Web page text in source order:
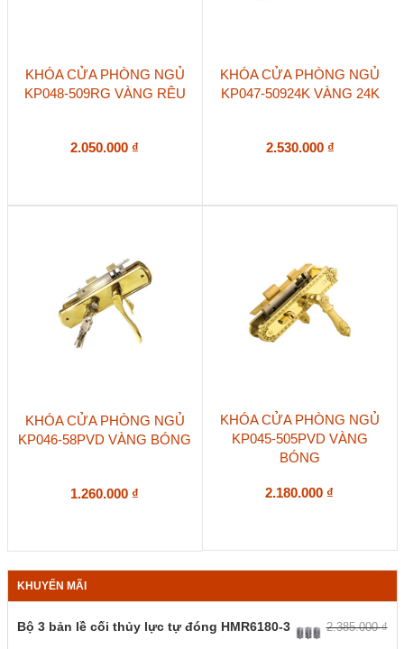
KHÓA CỬA PHÒNG NGỦ
KP048-509RG VÀNG RÊU
2.050.000 ₫
KHÓA CỬA PHÒNG NGỦ
KP047-50924K VÀNG 24K
2.530.000 ₫
KHÓA CỬA PHÒNG NGỦ
KP046-58PVD VÀNG BÓNG
1.260.000 ₫
KHÓA CỬA PHÒNG NGỦ
KP045-505PVD VÀNG
BÓNG
2.180.000 ₫
KHUYẾN MÃI
Bộ 3 bản lề cối thủy lực tự đóng HMR6180-3 2.385.000₫